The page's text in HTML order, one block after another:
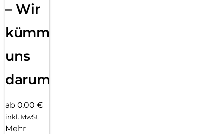
– Wir
kümmern
uns
darum!
ab 0,00 €
inkl. MwSt.
Mehr